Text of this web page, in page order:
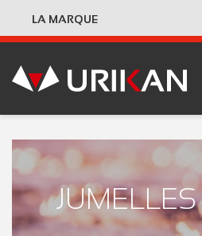
LA MARQUE
JUMELLES